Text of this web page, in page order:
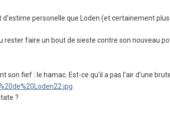
personelle que Loden (et certainement
rester faire un bout de sieste contre son nouveau
son fief : le hamac. Est-ce qu'il a pas l'air d'une
?